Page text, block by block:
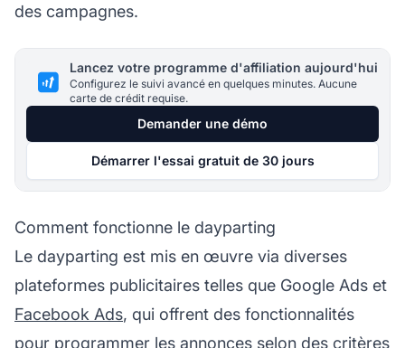
des campagnes.
Lancez votre programme d'affiliation aujourd'hui
Configurez le suivi avancé en quelques minutes. Aucune
carte de crédit requise.
Demander une démo
Démarrer l'essai gratuit de 30 jours
Comment fonctionne le dayparting
Le dayparting est mis en œuvre via diverses
plateformes publicitaires telles que Google Ads et
Facebook Ads, qui offrent des fonctionnalités
pour programmer les annonces selon des critères